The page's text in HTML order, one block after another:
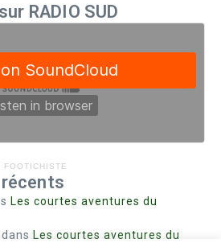
RADIO SUD
Les courtes aventures du
dans Les courtes aventures du